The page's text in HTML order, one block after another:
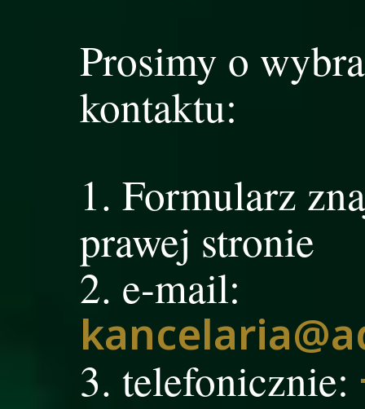
Prosimy o
kontaktu:
Formularz
prawej stronie
e-mail:
telefonicznie: